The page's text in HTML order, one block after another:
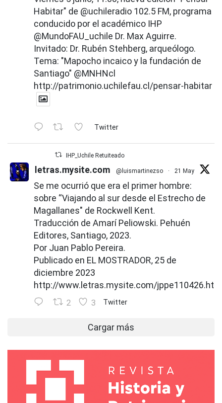
Habitar" de @uchileradio 102.5 FM, programa
conducido por el académico IHP
@MundoFAU_uchile Dr. Max Aguirre.
Invitado: Dr. Rubén Stehberg, arqueólogo.
Tema: "Mapocho incaico y la fundación de
Santiago" @MNHNcl
http://patrimonio.uchilefau.cl/pensar-habitar
Twitter
IHP_Uchile Retuiteado
letras.mysite.com @luismartinezso · 21 May
Se me ocurrió que era el primer hombre:
sobre “Viajando al sur desde el Estrecho de
Magallanes" de Rockwell Kent.
Traducción de Amarí Peliowski. Pehuén
Editores, Santiago, 2023.
Por Juan Pablo Pereira.
Publicado en EL MOSTRADOR, 25 de
diciembre 2023
http://www.letras.mysite.com/
2 3 Twitter
Cargar más